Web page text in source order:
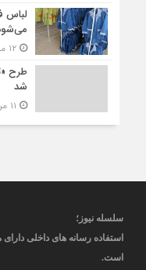
۱۲ مرداد ۱۴۰۵ - ۲۲:۴۲
طرح
شد
سلسله نیوز؛
استفاده رسانه های داخلی دارای
است.